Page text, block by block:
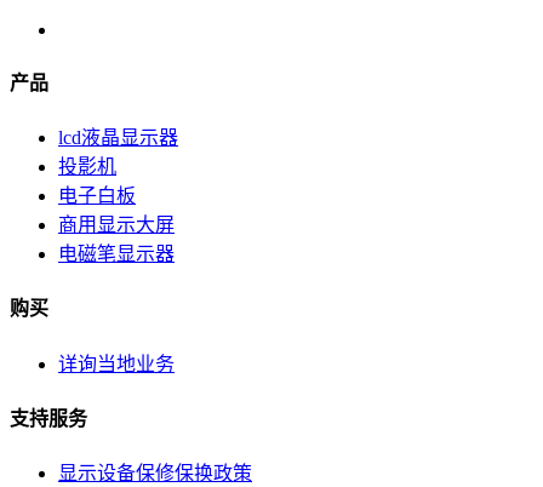
产品
lcd液晶显示器
投影机
电子白板
商用显示大屏
电磁笔显示器
购买
详询当地业务
支持服务
显示设备保修保换政策